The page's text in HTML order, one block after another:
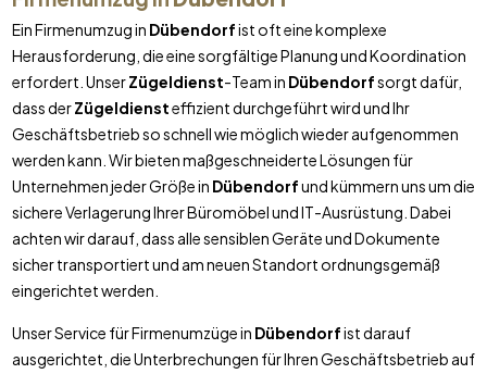
Ein Firmenumzug in Dübendorfist oft eine komplexe
Herausforderung, die eine sorgfältige Planung und Koordination
erfordert. UnserZügeldienst-Team in Dübendorfsorgt dafür,
dass derZügeldiensteffizient durchgeführt wird und Ihr
Geschäftsbetrieb so schnell wie möglich wieder aufgenommen
werden kann. Wir bieten maßgeschneiderte Lösungen für
Unternehmen jeder Größe in Dübendorfund kümmern uns um die
sichere Verlagerung Ihrer Büromöbel und IT-Ausrüstung. Dabei
achten wir darauf, dass alle sensiblen Geräte und Dokumente
sicher transportiert und am neuen Standort ordnungsgemäß
eingerichtet werden.
Unser Service für Firmenumzüge in Dübendorfist darauf
ausgerichtet, die Unterbrechungen für Ihren Geschäftsbetrieb auf